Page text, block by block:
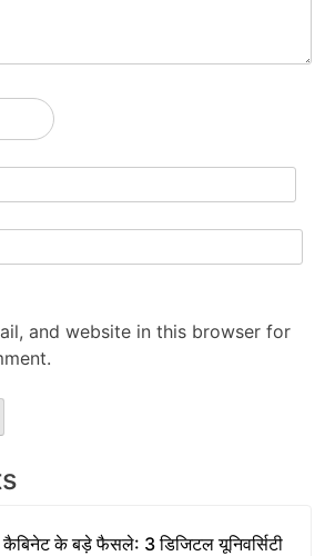
and website in this browser for
कैबिनेट के बड़े फैसले: 3 डिजिटल यूनिवर्सिटी